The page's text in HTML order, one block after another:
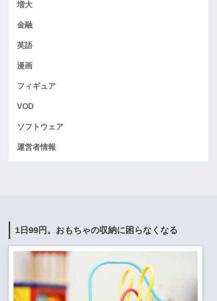
増大
金融
英語
漫画
フィギュア
VOD
ソフトウェア
運営者情報
1日99円。おもちゃの収納に困らなくなる